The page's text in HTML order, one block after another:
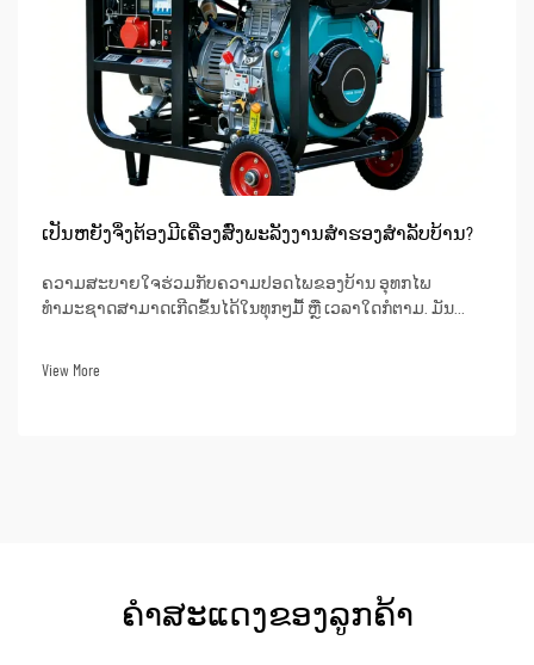
ເປັນຫຍັງຈຶ່ງຕ້ອງມີເຄື່ອງສົ່ງພະລັງງານສຳຮອງສຳລັບບ້ານ?
ຄວາມສະບາຍໃຈຮ່ວມກັບຄວາມປອດໄພຂອງບ້ານ ອຸທກໄພ
ທຳມະຊາດສາມາດເກີດຂຶ້ນໄດ້ໃນທຸກໆມື້ ຫຼື ເວລາໃດກໍຕາມ. ມັນ
View More
ຄຳສະແດງຂອງລູກຄ້າ